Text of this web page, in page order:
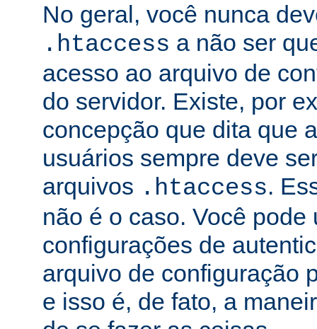
No geral, você nunca
.htaccess a não ser
acesso ao arquivo de
do servidor. Existe, por
concepção que dita que
usuários sempre deve
arquivos .htaccess.
não é o caso. Você pode
configurações de
arquivo de configuração
e isso é, de fato, a